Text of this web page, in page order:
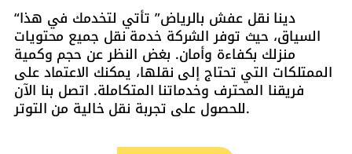
“دينا نقل عفش بالرياض” تأتي لتخدمك في هذا
السياق، حيث توفر الشركة خدمة نقل جميع محتويات
منزلك بكفاءة وأمان. بغض النظر عن حجم وكمية
الممتلكات التي تحتاج إلى نقلها، يمكنك الاعتماد على
فريقنا المحترف وخدماتنا المتكاملة. اتصل بنا الآن
للحصول على تجربة نقل خالية من التوتر.